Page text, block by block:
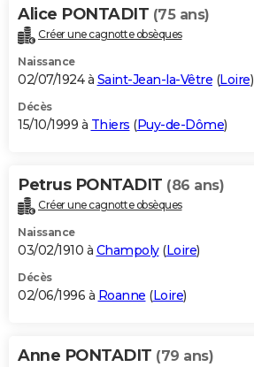
Alice PONTADIT (75 ans)
Créer une cagnotte obsèques
Naissance
02/07/1924 à Saint-Jean-la-Vêtre (Loire)
Décès
15/10/1999 à Thiers (Puy-de-Dôme)
Petrus PONTADIT (86 ans)
Créer une cagnotte obsèques
Naissance
03/02/1910 à Champoly(Loire)
Décès
02/06/1996 à Roanne (Loire)
Anne PONTADIT (79 ans)